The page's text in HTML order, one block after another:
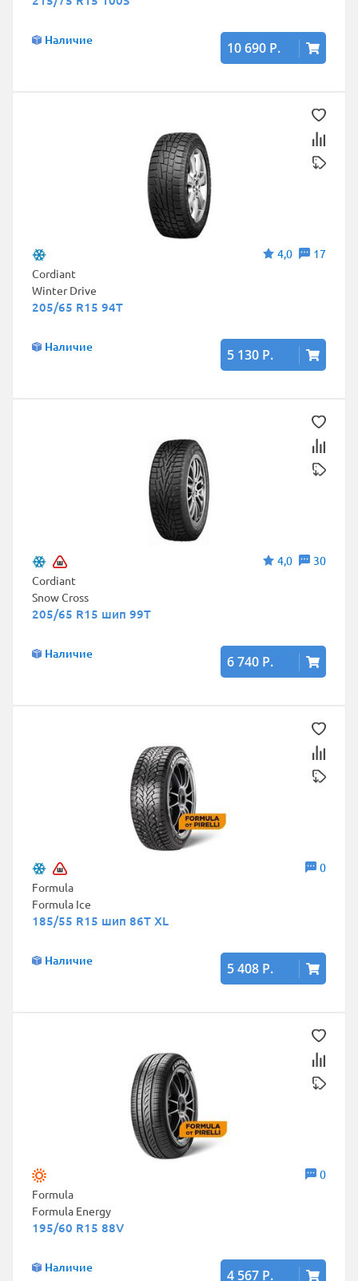
Наличие 10 690 Р.
4,0
17
Cordiant
Winter Drive
205/65 R15 94T
Наличие 5 130 Р.
4,0
30
Cordiant
Snow Cross
205/65 R15 шип 99T
Наличие 6 740 Р.
0
Formula
Formula Ice
185/55 R15 шип 86T XL
Наличие 5 408 Р.
0
Formula
Formula Energy
195/60 R15 88V
Наличие 4 567 Р.